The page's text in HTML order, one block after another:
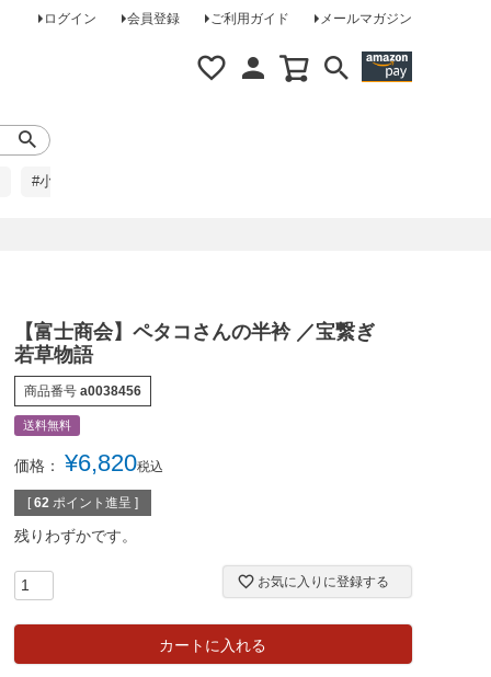
ログイン 会員登録 ご利用ガイド メールマガジン
#小柄な方に
【富士商会】ペタコさんの半衿 ／宝繋ぎ
若草物語
商品番号 a0038456
送料無料
価格： ¥6,820税込
[ 62 ポイント進呈 ]
残りわずかです。
お気に入りに登録する
カートに入れる